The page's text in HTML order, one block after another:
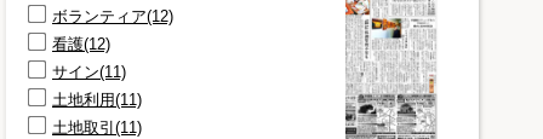
ボランティア(12)
看護(12)
サイン(11)
土地利用(11)
土地取引(11)